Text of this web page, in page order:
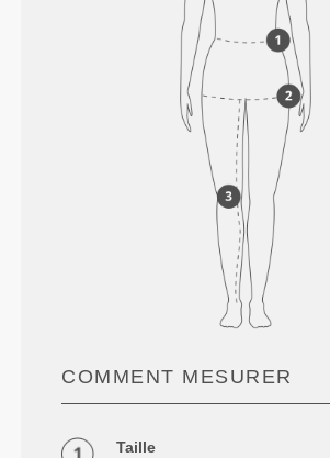
COMMENT MESURER
Taille